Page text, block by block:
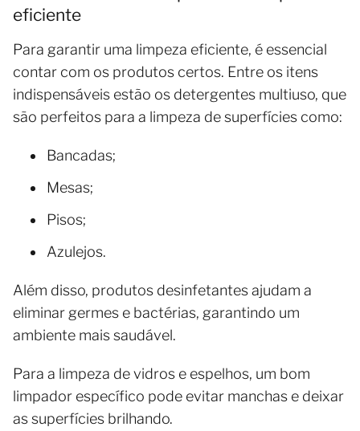
eficiente
Para garantir uma limpeza eficiente, é essencial
contar com os produtos certos. Entre os itens
indispensáveis estão os detergentes multiuso, que
são perfeitos para a limpeza de superfícies como:
Bancadas;
Mesas;
Pisos;
Azulejos.
Além disso, produtos desinfetantes ajudam a
eliminar germes e bactérias, garantindo um
ambiente mais saudável.
Para a limpeza de vidros e espelhos, um bom
limpador específico pode evitar manchas e deixar
as superfícies brilhando.